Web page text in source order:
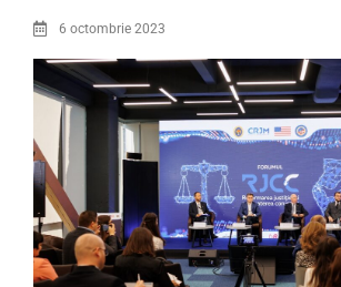
6 octombrie 2023